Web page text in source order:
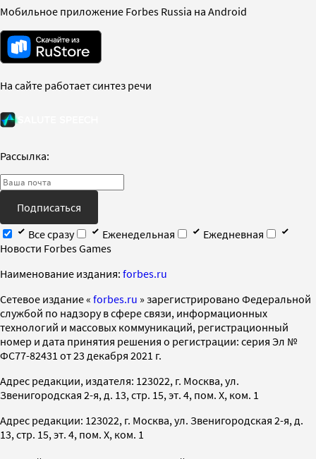
Мобильное приложение Forbes Russia на Android
На сайте работает синтез речи
Рассылка:
Подписаться
Все сразу
Еженедельная
Ежедневная
Новости Forbes Games
Наименование издания: forbes.ru
Cетевое издание « forbes.ru » зарегистрировано Федеральной
службой по надзору в сфере связи, информационных
технологий и массовых коммуникаций, регистрационный
номер и дата принятия решения о регистрации: серия Эл №
ФС77-82431 от 23 декабря 2021 г.
Адрес редакции, издателя: 123022, г. Москва, ул.
Звенигородская 2-я, д. 13, стр. 15, эт. 4, пом. X, ком. 1
Адрес редакции: 123022, г. Москва, ул. Звенигородская 2-я, д.
13, стр. 15, эт. 4, пом. X, ком. 1